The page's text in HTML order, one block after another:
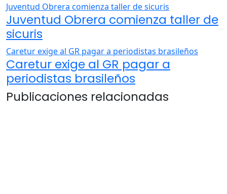
Juventud Obrera comienza taller de sicuris
Juventud Obrera comienza taller de
sicuris
Caretur exige al GR pagar a periodistas brasileños
Caretur exige al GR pagar a
periodistas brasileños
Publicaciones relacionadas